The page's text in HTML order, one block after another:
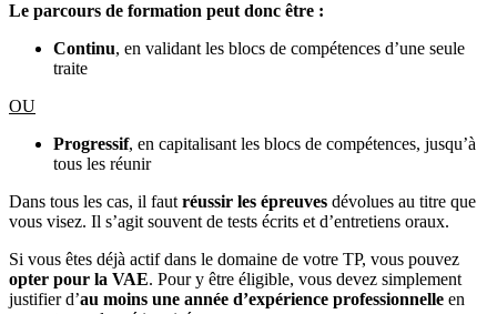
Le parcours de formation peut donc être :
Continu, en validant les blocs de compétences d’une seule
traite
OU
Progressif, en capitalisant les blocs de compétences, jusqu’à
tous les réunir
Dans tous les cas, il faut réussir les épreuves dévolues au titre que
vous visez. Il s’agit souvent de tests écrits et d’entretiens oraux.
Si vous êtes déjà actif dans le domaine de votre TP, vous pouvez
opter pour la VAE. Pour y être éligible, vous devez simplement
justifier d’au moins une année d’expérience professionnelle en